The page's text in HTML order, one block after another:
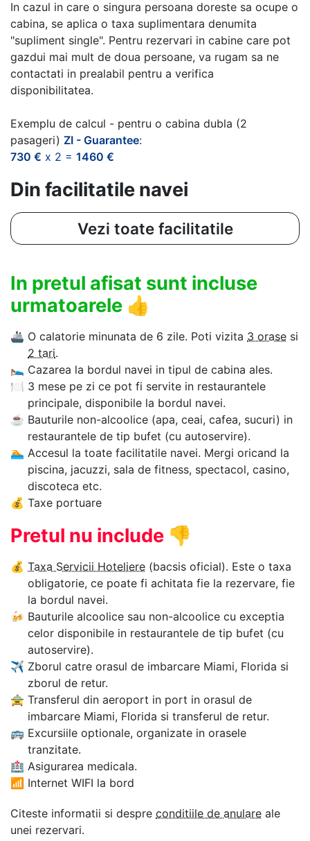
In cazul in care o singura persoana doreste sa ocupe o
cabina, se aplica o taxa suplimentara denumita
"supliment single". Pentru rezervari in cabine care pot
gazdui mai mult de doua persoane, va rugam sa ne
contactati in prealabil pentru a verifica
disponibilitatea.
Exemplu de calcul - pentru o cabina dubla (2
pasageri) ZI - Guarantee:
730 € x 2 = 1460 €
Din facilitatile navei
Vezi toate facilitatile
In pretul afisat sunt incluse
urmatoarele 👍
🚢 O calatorie minunata de 6 zile. Poti vizita 3 orase si
2 tari.
🛌 Cazarea la bordul navei in tipul de cabina ales.
🍽 3 mese pe zi ce pot fi servite in restaurantele
principale, disponibile la bordul navei.
☕ Bauturile non-alcoolice (apa, ceai, cafea, sucuri) in
restaurantele de tip bufet (cu autoservire).
🏊‍ Accesul la toate facilitatile navei. Mergi oricand la
piscina, jacuzzi, sala de fitness, spectacol, casino,
discoteca etc.
💰 Taxe portuare
Pretul nu include 👎
💰 Taxa Servicii Hoteliere (bacsis oficial). Este o taxa
obligatorie, ce poate fi achitata fie la rezervare, fie
la bordul navei.
🍻 Bauturile alcoolice sau non-alcoolice cu exceptia
celor disponibile in restaurantele de tip bufet (cu
autoservire).
✈ Zborul catre orasul de imbarcare Miami, Florida si
zborul de retur.
🚖 Transferul din aeroport in port in orasul de
imbarcare Miami, Florida si transferul de retur.
🚌 Excursiile optionale, organizate in orasele
tranzitate.
🏥 Asigurarea medicala.
📶 Internet WIFI la bord
Citeste informatii si despre conditiile de anulare ale
unei rezervari.